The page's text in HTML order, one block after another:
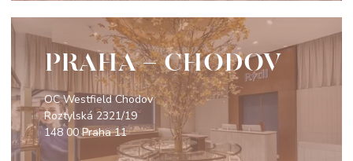
PRAHA - CHODOV
OC Westfield Chodov
Roztylská 2321/19
148 00 Praha 11